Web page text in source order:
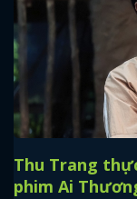
Thu Trang
phim Ai